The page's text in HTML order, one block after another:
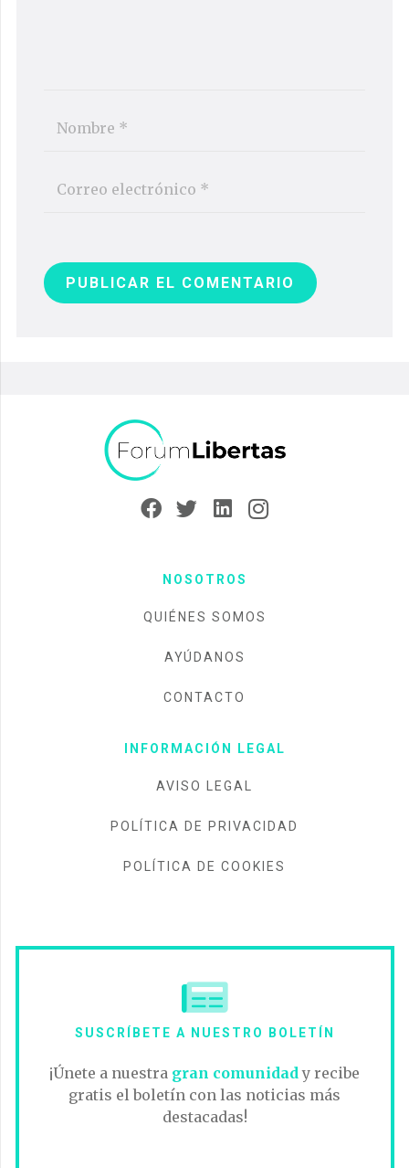
PUBLICAR EL COMENTARIO
NOSOTROS
QUIÉNES SOMOS
AYÚDANOS
CONTACTO
INFORMACIÓN LEGAL
AVISO LEGAL
POLÍTICA DE PRIVACIDAD
POLÍTICA DE COOKIES
SUSCRÍBETE A NUESTRO BOLETÍN
¡Únete a nuestra gran comunidad y recibe
gratis el boletín con las noticias más
destacadas!